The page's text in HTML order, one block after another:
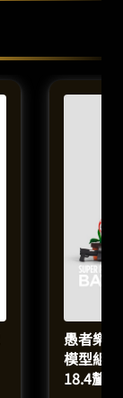
愚者樂
模型組
18.4釐